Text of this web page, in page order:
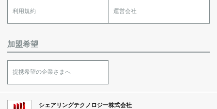
利用規約 運営会社
加盟希望
提携希望の企業さまへ
シェアリングテクノロジー株式会社